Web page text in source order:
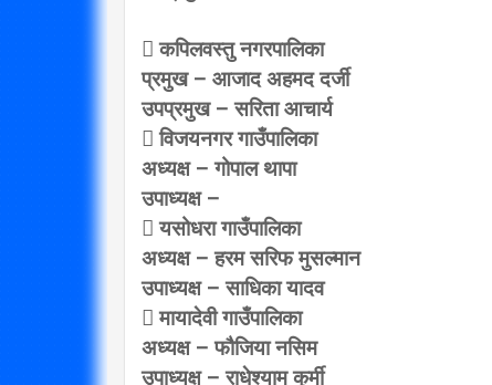
 कपिलवस्तु नगरपालिका
प्रमुख – आजाद अहमद दर्जी
उपप्रमुख – सरिता आचार्य
 विजयनगर गाउँपालिका
अध्यक्ष – गोपाल थापा
उपाध्यक्ष –
 यसोधरा गाउँपालिका
अध्यक्ष – हरम सरिफ मुसल्मान
उपाध्यक्ष – साधिका यादव
 मायादेवी गाउँपालिका
अध्यक्ष – फौजिया नसिम
उपाध्यक्ष – राधेश्याम कुर्मी